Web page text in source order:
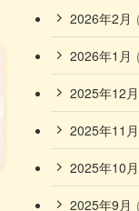
2026年2月
2026年1月
2025年12月
2025年11月
2025年10月
2025年9月